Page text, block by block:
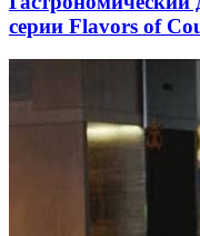
серии Flavors of